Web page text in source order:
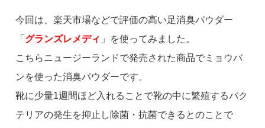
今回は、楽天市場などで評価の高い足消臭パウダー
「 グランズレメディ 」を使ってみました。
こちらニュージーランドで発売された商品でミョウバ
ンを使った消臭パウダーです。
靴に少量1週間ほど入れることで靴の中に繁殖するバク
テリアの発生を抑止し除菌・抗菌できるとのことで